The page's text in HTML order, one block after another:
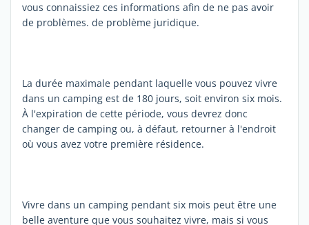
vous connaissiez ces informations afin de ne pas avoir
de problèmes. de problème juridique.
La durée maximale pendant laquelle vous pouvez vivre
dans un camping est de 180 jours, soit environ six mois.
À l'expiration de cette période, vous devrez donc
changer de camping ou, à défaut, retourner à l'endroit
où vous avez votre première résidence.
Vivre dans un camping pendant six mois peut être une
belle aventure que vous souhaitez vivre, mais si vous